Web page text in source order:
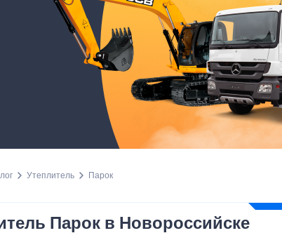
Утеплитель Парок
Парок в Новороссийске